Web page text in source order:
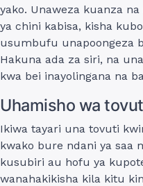
yako. Unaweza kuanza
ya chini kabisa, kisha
usumbufu unapoongeza
Hakuna ada za siri, na
kwa bei inayolingana na
Uhamisho wa
Ikiwa tayari una tovuti
kwako bure ndani ya saa
kusubiri au hofu ya
wanahakikisha kila kitu